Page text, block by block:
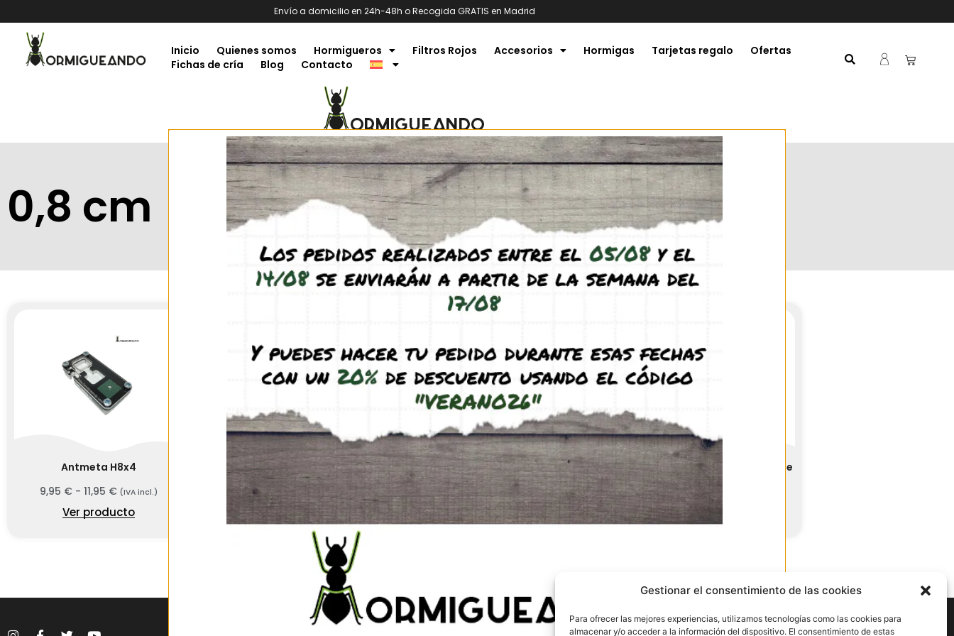
Gestionar el consentimiento de las cookies
Para ofrecer las mejores experiencias, utilizamos tecnologías como las cookies para
almacenar y/o acceder a la información del dispositivo. El consentimiento de estas
Envío a domicilio en 24h-48h o Recogida GRATIS en Madrid
Inicio Quienes somos Hormigueros Filtros Rojos Accesorios Hormigas Tarjetas regalo
Ofertas
Fichas de cría
Blog Contacto
0,8 cm
Antmeta H8x4
9,95 € - 11,95 € (IVA incl.)
Ver producto
Antmeta H10x10 PVA Ampliable
v2
16,45€ - 18,45€ (IVA incl.)
Ver producto
Antmeta H8x4 PVA
10,45€ - 12,45 € (IVA incl.)
Ver producto
Antmeta H20x10 PVA Ampliable
v2
27,95
€ - 30,95
Ver producto
Ir arriba
Envíos y Devoluciones
Pago seguro